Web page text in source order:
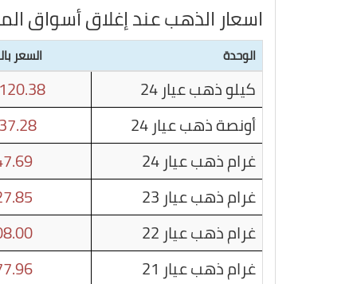
اسعار الذهب عند إغلاق أسواق
الوحدة السعر
كيلو ذهب عيار 24
أونصة ذهب عيار 24
غرام ذهب عيار 24
غرام ذهب عيار 23
غرام ذهب عيار 22
غرام ذهب عيار 21